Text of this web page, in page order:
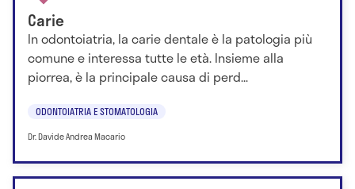
Carie
In odontoiatria, la carie dentale è la patologia più
comune e interessa tutte le età. Insieme alla
piorrea, è la principale causa di perd...
ODONTOIATRIA E STOMATOLOGIA
Dr. Davide Andrea Macario